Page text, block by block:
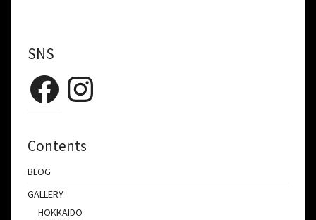
SNS
FacebookInstagram
Contents
BLOG
GALLERY
HOKKAIDO